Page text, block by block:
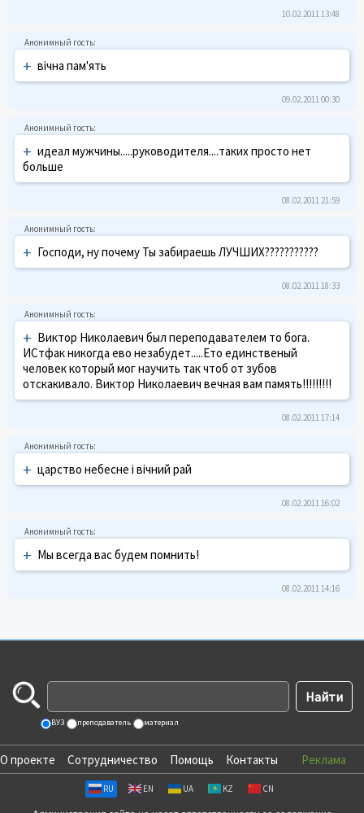
10.02.2011 13:48
+ вічна пам'ять
09.02.2011 00:30
+ идеал мужчины.....руководителя....таких просто нет
больше
08.02.2011 21:59
+ Господи, ну почему Ты забираешь ЛУЧШИХ???????????
08.02.2011 18:33
+ Виктор Николаевич был переподавателем то бога.
ИСтфак никогда ево незабудет.....Ето единственый
человек который мог научить так чтоб от зубов
отскакивало. Виктор Николаевич вечная вам память!!!!!!!!!
08.02.2011 17:14
+ царство небесне і вічний рай
08.02.2011 16:02
+ Мы всегда вас будем помнить!
08.02.2011 14:16
ВУЗ преподаватель материал
О проекте Сотрудничество Помощь Контакты Реклама
RU EN UA KZ CN